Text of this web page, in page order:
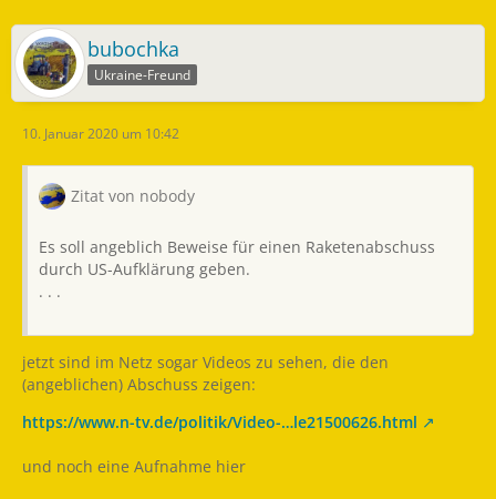
bubochka
Ukraine-Freund
10. Januar 2020 um 10:42
Zitat von nobody
Es soll angeblich Beweise für einen Raketenabschuss
durch US-Aufklärung geben.
. . .
jetzt sind im Netz sogar Videos zu sehen, die den
(angeblichen) Abschuss zeigen:
https://www.n-tv.de/politik/Video-…le21500626.html
und noch eine Aufnahme hier